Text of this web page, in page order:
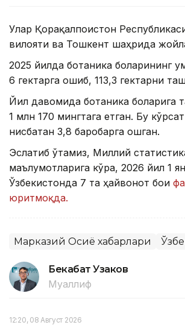
Улар Қорақалпоғистон
вилояти ва Тошкент шаҳрида
2025 йилда ботаника боғларининг
6 гектарга ошиб, 113,3 гектарни
Йил давомида ботаника боғларига
1 млн 170 мингтага етган. Бу
нисбатан 3,8 баробарга ошган.
Эслатиб ўтамиз, Миллий
маълумотларига кўра, 2026 йил 1
Ўзбекистонда 7 та ҳайвонот боғи
юритмоқда.
Марказий Осиё хабарлари
Бекабат Узаков
Муаллиф
12:20, 08 Август 2026